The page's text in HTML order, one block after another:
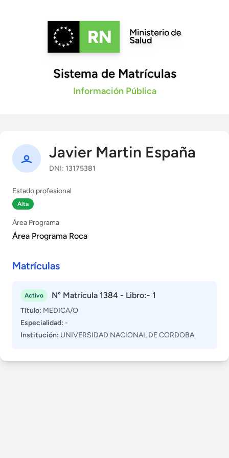
Sistema de Matrículas
Información Pública
Javier Martin España
DNI: 13175381
Estado profesional
Alta
Área Programa
Área Programa Roca
Matrículas
Activo N° Matrícula 1384 - Libro:- 1
Título: MEDICA/O
Especialidad: -
Institución: UNIVERSIDAD NACIONAL DE CORDOBA